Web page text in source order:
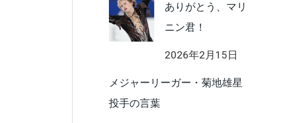
ありがとう、マリ
ニン君！
2026年2月15日
メジャーリーガー・菊地雄星
投手の言葉